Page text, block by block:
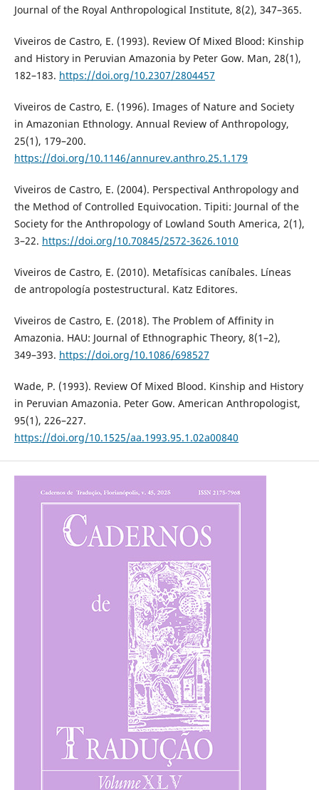
Journal of the Royal Anthropological Institute, 8(2), 347–365.
Viveiros de Castro, E. (1993). Review Of Mixed Blood: Kinship
and History in Peruvian Amazonia by Peter Gow. Man, 28(1),
182–183. https://doi.org/10.2307/2804457
Viveiros de Castro, E. (1996). Images of Nature and Society
in Amazonian Ethnology. Annual Review of Anthropology,
25(1), 179–200.
https://doi.org/10.1146/annurev.anthro.25.1.179
Viveiros de Castro, E. (2004). Perspectival Anthropology and
the Method of Controlled Equivocation. Tipiti: Journal of the
Society for the Anthropology of Lowland South America, 2(1),
3–22. https://doi.org/10.70845/2572-3626.1010
Viveiros de Castro, E. (2010). Metafísicas caníbales. Líneas
de antropología postestructural. Katz Editores.
Viveiros de Castro, E. (2018). The Problem of Affinity in
Amazonia. HAU: Journal of Ethnographic Theory, 8(1–2),
349–393. https://doi.org/10.1086/698527
Wade, P. (1993). Review Of Mixed Blood. Kinship and History
in Peruvian Amazonia. Peter Gow. American Anthropologist,
95(1), 226–227.
https://doi.org/10.1525/aa.1993.95.1.02a00840